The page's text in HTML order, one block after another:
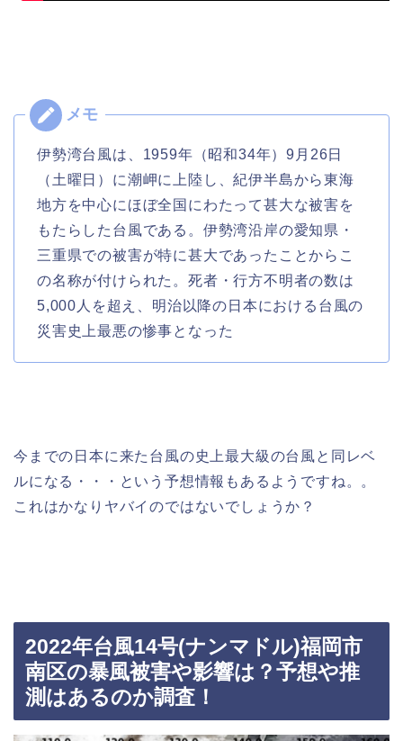
伊勢湾台風は、1959年（昭和34年）9月26日
（土曜日）に潮岬に上陸し、紀伊半島から東海
地方を中心にほぼ全国にわたって甚大な被害を
もたらした台風である。伊勢湾沿岸の愛知県・
三重県での被害が特に甚大であったことからこ
の名称が付けられた。死者・行方不明者の数は
5,000人を超え、明治以降の日本における台風の
災害史上最悪の惨事となった
今までの日本に来た台風の史上最大級の台風と同レベ
ルになる・・・という予想情報もあるようですね。。
これはかなりヤバイのではないでしょうか？
2022年台風14号(ナンマドル)福岡市
南区の暴風被害や影響は？予想や推
測はあるのか調査！